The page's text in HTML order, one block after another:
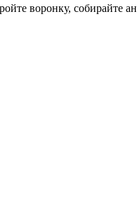
воронку, собирайте